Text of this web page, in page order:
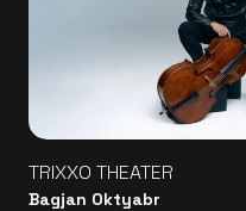
TRIXXO THEATER
Bagjan Oktyabr